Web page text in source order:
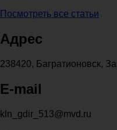
Посмотреть все статьи
Адрес
238420, Багратионовск,
E-mail
kln_gdir_513@mvd.ru